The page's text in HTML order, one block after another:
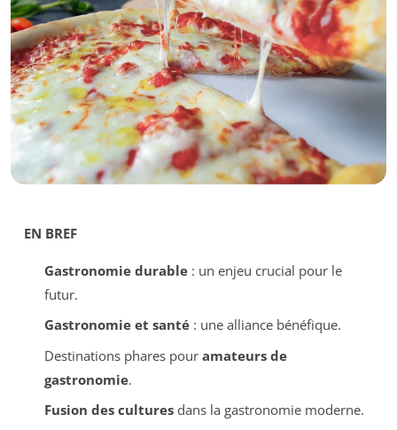
EN BREF
Gastronomie durable: un enjeu crucial pour le
futur.
Gastronomie et santé: une alliance bénéfique.
Destinations phares pour amateurs de
gastronomie.
Fusion des culturesdans la gastronomie moderne.